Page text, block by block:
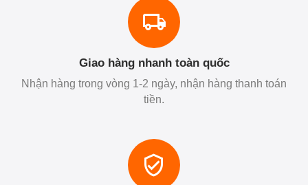
Giao hàng nhanh toàn quốc
Nhận hàng trong vòng 1-2 ngày, nhận hàng thanh toán
tiền.